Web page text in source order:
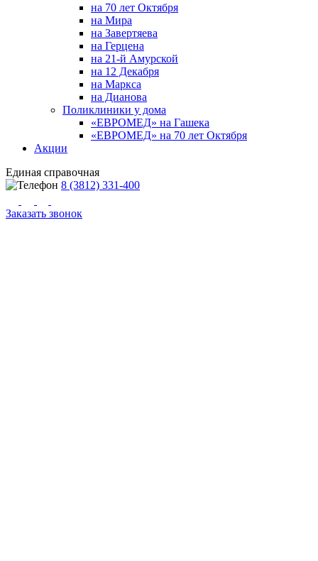
на 70 лет Октября
на Мира
на Завертяева
на Герцена
на 21-й Амурской
на 12 Декабря
на Маркса
на Дианова
Поликлиники у дома
«ЕВРОМЕД» на Гашека
«ЕВРОМЕД» на 70 лет Октября
Акции
Единая справочная
8 (3812) 331-400
Заказать звонок